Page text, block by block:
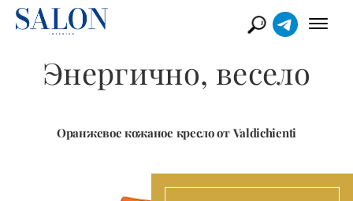
Энергично, весело
Оранжевое кожаное кресло от Valdichienti